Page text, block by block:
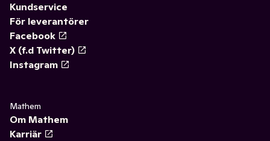
Kundservice
För leverantörer
Facebook
X (f.d Twitter)
Instagram
Mathem
Om Mathem
Karriär